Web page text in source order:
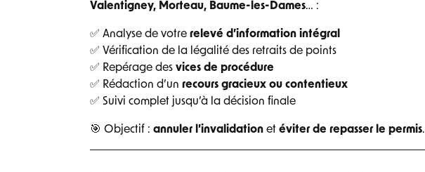
Valentigney, Morteau, Baume-les-Dames… :
✅ Analyse de votre relevé d’information intégral
✅ Vérification de la légalité des retraits de points
✅ Repérage des vices de procédure
✅ Rédaction d’un recours gracieux ou contentieux
✅ Suivi complet jusqu’à la décision finale
🎯 Objectif : annuler l’invalidation et éviter de repasser le permis.